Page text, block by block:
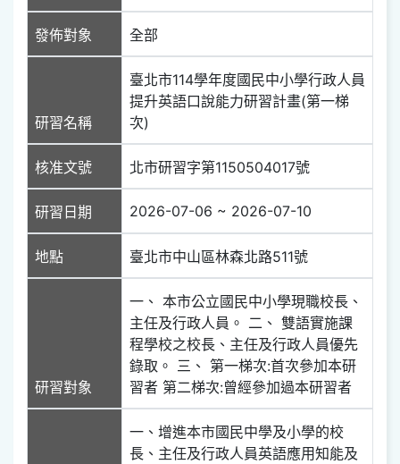
發佈對象 全部
研習名稱
臺北市114學年度國民中小學行政人員
提升英語口說能力研習計畫(第一梯
次)
核准文號 北市研習字第1150504017號
研習日期 2026-07-06 ~ 2026-07-10
地點 臺北市中山區林森北路511號
研習對象
一、 本市公立國民中小學現職校長、
主任及行政人員。 二、 雙語實施課
程學校之校長、主任及行政人員優先
錄取。 三、 第一梯次:首次參加本研
習者 第二梯次:曾經參加過本研習者
一、增進本市國民中學及小學的校
長、主任及行政人員英語應用知能及